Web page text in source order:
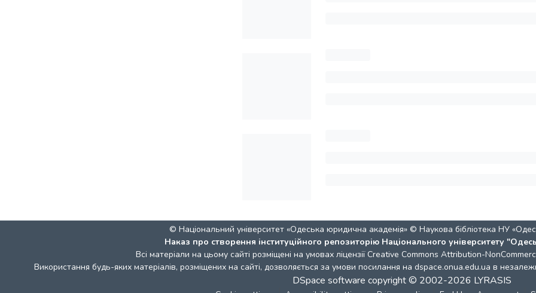
© Національний університет «Одеська юридична академія» © Наукова бібліотека НУ
Наказ про створення інституційного репозиторію Національного університету
Всі матеріали на цьому сайті розміщені на умовах ліцензії Creative Commons Attribution-
Використання будь-яких матеріалів, розміщених на сайті, дозволяється за умови посилання на dspace.onua.edu.ua в
DSpace software copyright © 2002-2026 LYRASIS